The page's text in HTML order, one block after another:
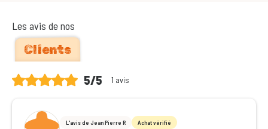
Les avis de nos
Clients
5/5 1 avis
L'avis de Jean Pierre R Achat vérifié